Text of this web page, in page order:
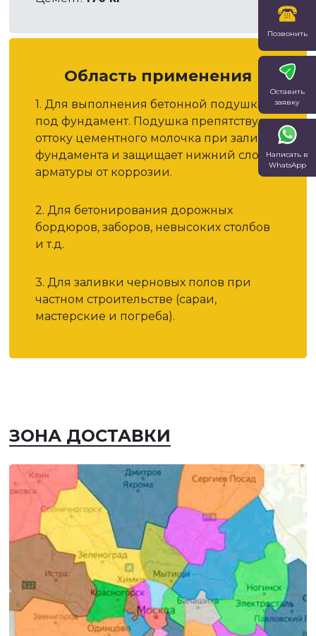
Область применения
1. Для выполнения бетонной подушки
под фундамент. Подушка препятствует
оттоку цементного молочка при заливке
фундамента и защищает нижний слой
арматуры от коррозии.
2. Для бетонирования дорожных
бордюров, заборов, невысоких столбов
и т.д.
3. Для заливки черновых полов при
частном строительстве (сараи,
мастерские и погреба).
ЗОНА ДОСТАВКИ
Позвонить
Оставить
заявку
Написать в
WhatsApp